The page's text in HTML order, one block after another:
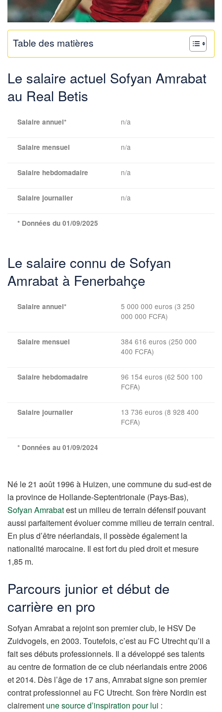
Table des matières
Le salaire actuel Sofyan Amrabat
au Real Betis
Salaire annuel* n/a
Salaire mensuel n/a
Salaire hebdomadaire n/a
Salaire journalier n/a
* Données du 01/09/2025
Le salaire connu de Sofyan
Amrabat à Fenerbahçe
Salaire annuel*
5 000 000 euros (3 250
000 000 FCFA)
Salaire mensuel
384 616 euros (250 000
400 FCFA)
Salaire hebdomadaire
96 154 euros (62 500 100
FCFA)
Salaire journalier
13 736 euros (8 928 400
FCFA)
* Données au 01/09/2024
Né le 21 août 1996 à Huizen, une commune du sud-est de
la province de Hollande-Septentrionale (Pays-Bas),
Sofyan Amrabatest un milieu de terrain défensif pouvant
aussi parfaitement évoluer comme milieu de terrain central.
En plus d’être néerlandais, il possède également la
nationalité marocaine. Il est fort du pied droit et mesure
1,85 m.
Parcours junior et début de
carrière en pro
Sofyan Amrabat a rejoint son premier club, le HSV De
Zuidvogels, en 2003. Toutefois, c’est au FC Utrecht qu’il a
fait ses débuts professionnels. Il a développé ses talents
au centre de formation de ce club néerlandais entre 2006
et 2014. Dès l’âge de 17 ans, Amrabat signe son premier
contrat professionnel au FC Utrecht. Son frère Nordin est
clairement une source d’inspiration pour lui :